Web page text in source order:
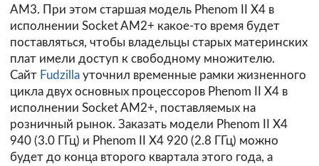
AM3. При этом старшая модель Phenom II X4 в
исполнении Socket AM2+ какое-то время будет
поставляться, чтобы владельцы старых материнских
плат имели доступ к свободному множителю.
Сайт Fudzilla уточнил временные рамки жизненного
цикла двух основных процессоров Phenom II X4 в
исполнении Socket AM2+, поставляемых на
розничный рынок. Заказать модели Phenom II X4
940 (3.0 ГГц) и Phenom II X4 920 (2.8 ГГц) можно
будет до конца второго квартала этого года, а